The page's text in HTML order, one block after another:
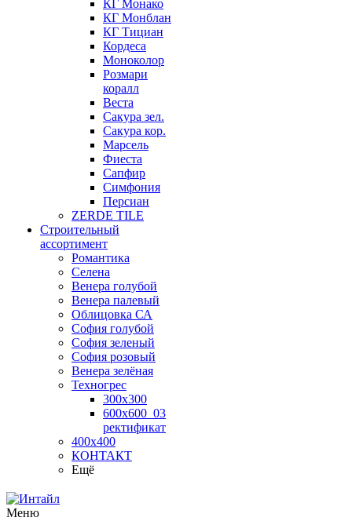
КГ Монако
КГ Монблан
КГ Тициан
Кордеса
Моноколор
Розмари
коралл
Веста
Сакура зел.
Сакура кор.
Марсель
Фиеста
Сапфир
Симфония
Персиан
ZERDE TILE
Строительный
ассортимент
Романтика
Селена
Венера голубой
Венера палевый
Облицовка СА
София голубой
София зеленый
София розовый
Венера зелёная
Техногрес
300х300
600х600_03
ректификат
400х400
КОНТАКТ
Ещё
Меню